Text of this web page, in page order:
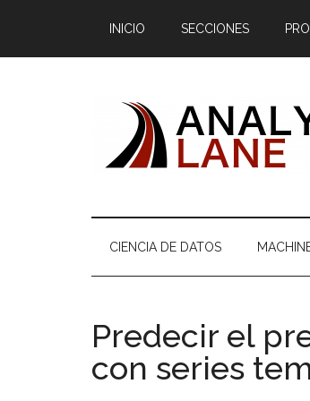
contenido
secondary
la
pie
INICIO SECCIONES
CIENCIA DE DATOS
Predecir el
con series